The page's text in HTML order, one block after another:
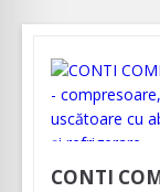
CONTI